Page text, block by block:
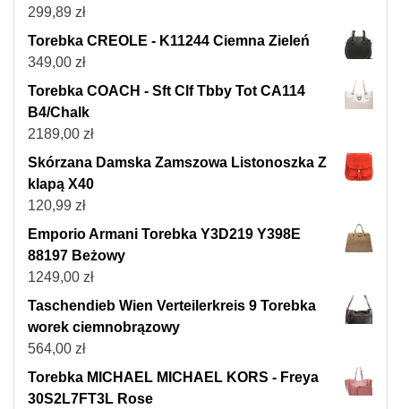
299,89 zł
Torebka CREOLE - K11244 Ciemna Zieleń
349,00 zł
Torebka COACH - Sft Clf Tbby Tot CA114
B4/Chalk
2189,00 zł
Skórzana Damska Zamszowa Listonoszka Z
klapą X40
120,99 zł
Emporio Armani Torebka Y3D219 Y398E
88197 Beżowy
1249,00 zł
Taschendieb Wien Verteilerkreis 9 Torebka
worek ciemnobrązowy
564,00 zł
Torebka MICHAEL MICHAEL KORS - Freya
30S2L7FT3L Rose